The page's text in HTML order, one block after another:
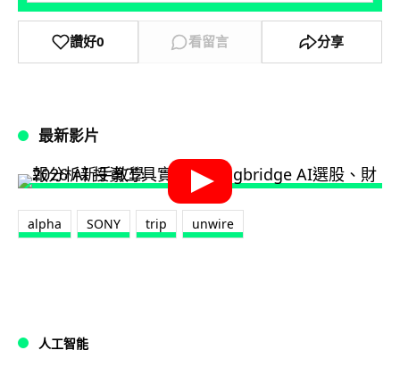
讚好0 看留言 分享
最新影片
alpha SONY trip unwire
人工智能